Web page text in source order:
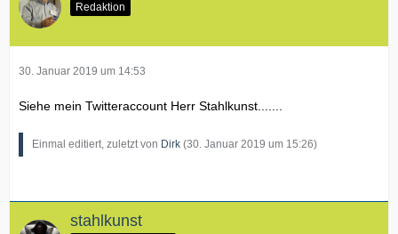
Redaktion
30. Januar 2019 um 14:53
Siehe mein Twitteraccount Herr Stahlkunst.......
Einmal editiert, zuletzt von Dirk (30. Januar 2019 um 15:26)
stahlkunst